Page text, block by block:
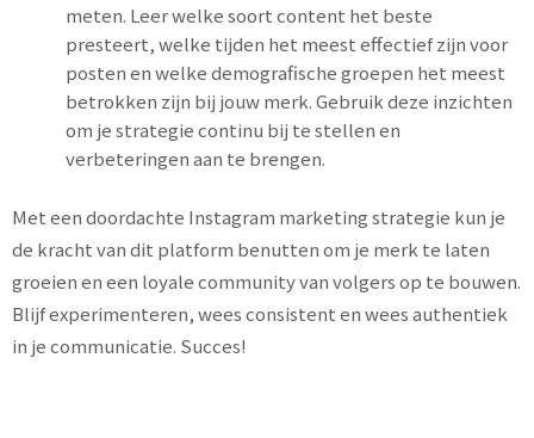
meten. Leer welke soort content het beste
presteert, welke tijden het meest effectief zijn voor
posten en welke demografische groepen het meest
betrokken zijn bij jouw merk. Gebruik deze inzichten
om je strategie continu bij te stellen en
verbeteringen aan te brengen.
Met een doordachte Instagram marketing strategie kun je
de kracht van dit platform benutten om je merk te laten
groeien en een loyale community van volgers op te bouwen.
Blijf experimenteren, wees consistent en wees authentiek
in je communicatie. Succes!